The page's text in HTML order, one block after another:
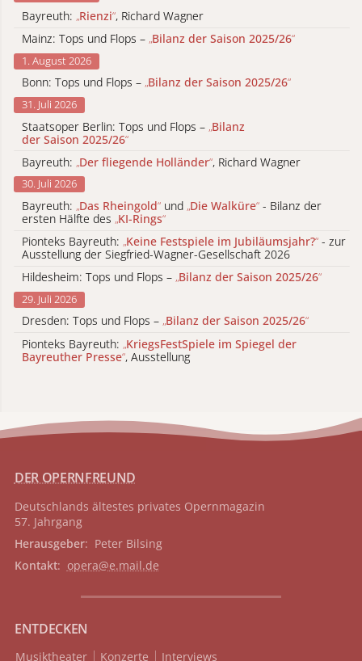
Bayreuth: „Rienzi“, Richard Wagner
Mainz: Tops und Flops – „Bilanz der Saison 2025/26“
1. August 2026
Bonn: Tops und Flops – „Bilanz der Saison 2025/26“
31. Juli 2026
Staatsoper Berlin: Tops und Flops – „Bilanz
der Saison 2025/26“
Bayreuth: „Der fliegende Holländer“, Richard Wagner
30. Juli 2026
Bayreuth: „Das Rheingold“ und „Die Walküre“ - Bilanz der
ersten Hälfte des „KI-Rings“
Pionteks Bayreuth: „Keine Festspiele im Jubiläumsjahr?“ - zur
Ausstellung der Siegfried-Wagner-Gesellschaft 2026
Hildesheim: Tops und Flops – „Bilanz der Saison 2025/26“
29. Juli 2026
Dresden: Tops und Flops – „Bilanz der Saison 2025/26“
Pionteks Bayreuth: „KriegsFestSpiele im Spiegel der
Bayreuther Presse“, Ausstellung
DER OPERNFREUND
Deutschlands ältestes privates Opernmagazin
57. Jahrgang
Herausgeber: Peter Bilsing
Kontakt: opera@e.mail.de
ENTDECKEN
Musiktheater Konzerte Interviews